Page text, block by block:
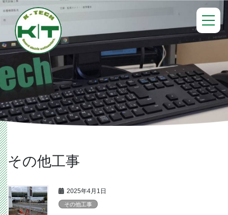
コ
ツ
ス
キ
ッ
プ
ナ
シ
ン
に
移
動
その他工事
2025年4月1日
その他工事